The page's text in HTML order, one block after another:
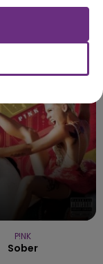
2026
rappeler
P!NK
Sober